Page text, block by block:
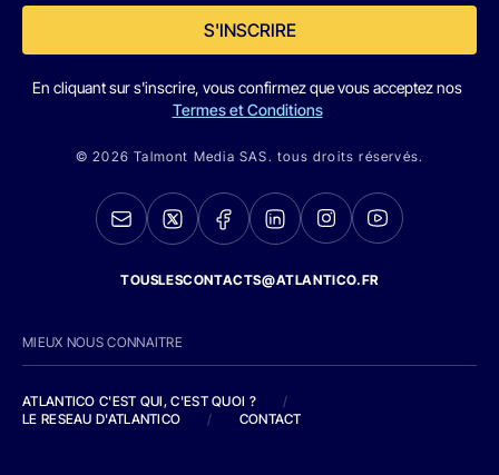
S'INSCRIRE
En cliquant sur s'inscrire, vous confirmez que vous acceptez nos
Termes et Conditions
© 2026 Talmont Media SAS. tous droits réservés.
TOUSLESCONTACTS@ATLANTICO.FR
MIEUX NOUS CONNAITRE
ATLANTICO C'EST QUI, C'EST QUOI ?
/
LE RESEAU D'ATLANTICO
/ CONTACT